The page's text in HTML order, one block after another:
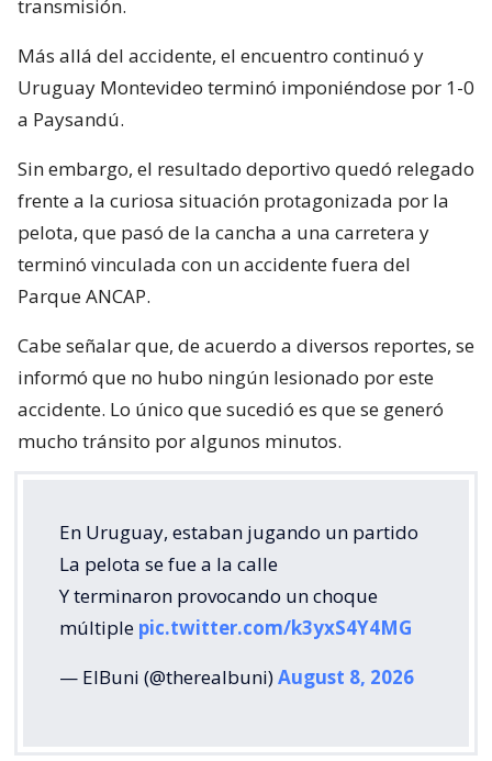
transmisión.
Más allá del accidente, el encuentro continuó y
Uruguay Montevideo terminó imponiéndose por 1-0
a Paysandú.
Sin embargo, el resultado deportivo quedó relegado
frente a la curiosa situación protagonizada por la
pelota, que pasó de la cancha a una carretera y
terminó vinculada con un accidente fuera del
Parque ANCAP.
Cabe señalar que, de acuerdo a diversos reportes, se
informó que no hubo ningún lesionado por este
accidente. Lo único que sucedió es que se generó
mucho tránsito por algunos minutos.
En Uruguay, estaban jugando un partido
La pelota se fue a la calle
Y terminaron provocando un choque
múltiple pic.twitter.com/k3yxS4Y4MG
— ElBuni (@therealbuni)August 8, 2026